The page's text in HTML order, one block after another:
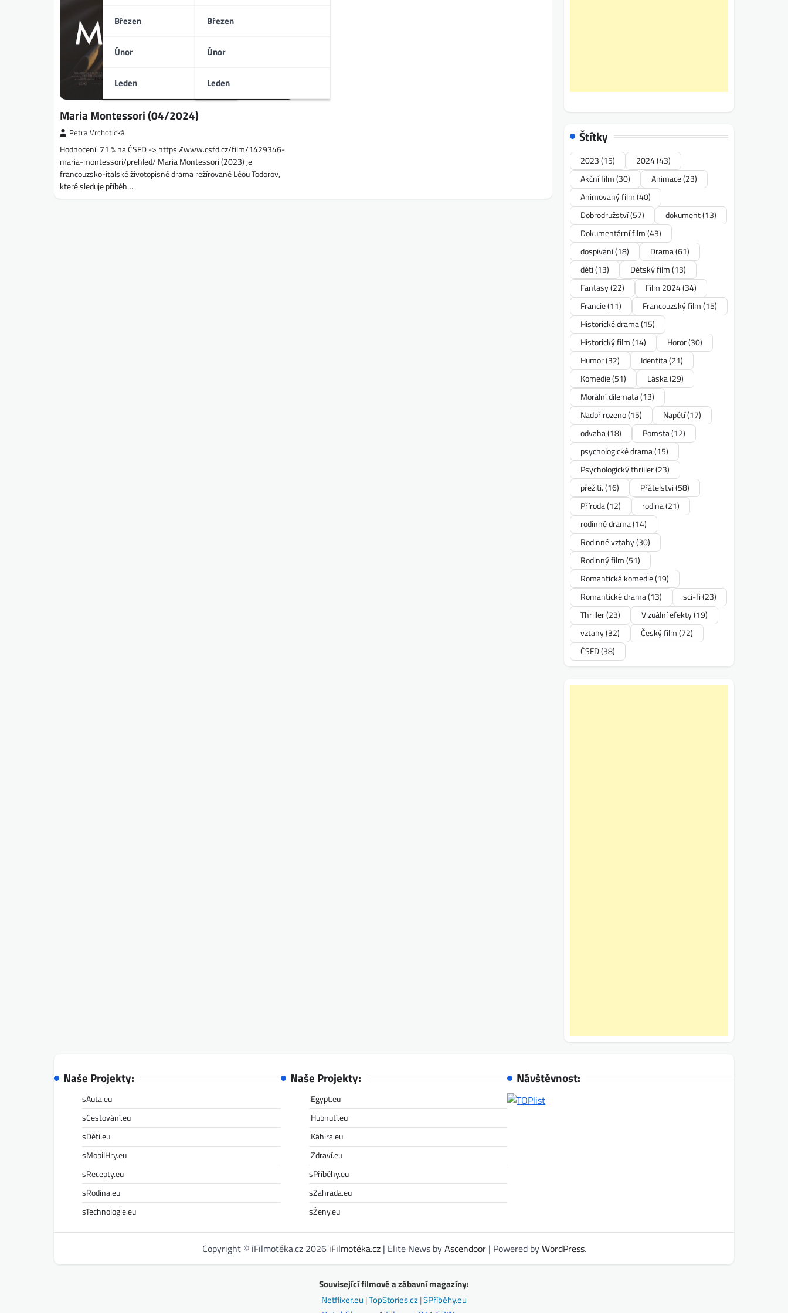
Březen
Únor
Leden
Březen
Únor
Leden
Maria Montessori (04/2024)
Petra Vrchotická
Hodnocení: 71 % na ČSFD -> https://www.csfd.cz/film/1429346-
maria-montessori/prehled/ Maria Montessori (2023) je
francouzsko-italské životopisné drama režírované Léou Todorov,
které sleduje příběh…
Štítky
2023(15) 2024(43)
Akční film(30) Animace(23)
Animovaný film(40)
Dobrodružství(57) dokument(13)
Dokumentární film(43)
dospívání(18) Drama(61)
děti(13) Dětský film(13)
Fantasy(22) Film 2024(34)
Francie(11) Francouzský film(15)
Historické drama(15)
Historický film(14) Horor(30)
Humor(32) Identita(21)
Komedie(51) Láska(29)
Morální dilemata(13)
Nadpřirozeno(15) Napětí(17)
odvaha(18) Pomsta(12)
psychologické drama(15)
Psychologický thriller(23)
přežití.(16) Přátelství(58)
Příroda(12) rodina(21)
rodinné drama(14)
Rodinné vztahy(30)
Rodinný film(51)
Romantická komedie(19)
Romantické drama(13) sci-fi(23)
Thriller(23) Vizuální efekty(19)
vztahy(32) Český film(72)
ČSFD(38)
Naše Projekty:
sAuta.eu
sCestování.eu
sDěti.eu
sMobilHry.eu
sRecepty.eu
sRodina.eu
sTechnologie.eu
Naše Projekty:
iEgypt.eu
iHubnutí.eu
iKáhira.eu
iZdraví.eu
sPříběhy.eu
sZahrada.eu
sŽeny.eu
Návštěvnost:
Copyright © iFilmotéka.cz 2026 iFilmotéka.cz| Elite News byAscendoor| Powered byWordPress.
Související filmové a zábavní magazíny:
Netflixer.eu |TopStories.cz|SPříběhy.eu